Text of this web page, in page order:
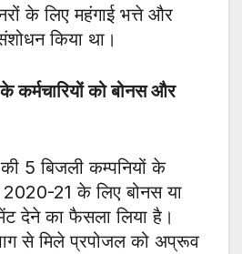
के लिए महंगाई भत्ते और
किया था।
कर्मचारियों को बोनस और
5 बिजली कम्पनियों के
2020-21 के लिए बोनस या
देने का फैसला लिया है।
से मिले प्रपोजल को अप्रूव